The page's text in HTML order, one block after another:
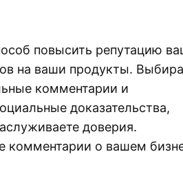
повысить репутацию
на ваши продукты.
комментарии и
доказательства,
доверия.
комментарии о вашем